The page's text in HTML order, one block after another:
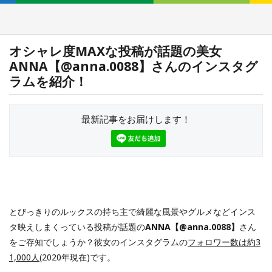
オシャレ度MAXな投稿が話題の美女
ANNA【@anna.0088】さんのインスタグ
ラムを紹介！
最新記事をお届けします！
とびっきりのルックスの持ち主で綺麗な風景やグルメなどインス
タ映えしまくっている投稿が話題のANNA【@anna.0088】 さん
をご存知でしょうか？彼女のインスタグラムのフォロワー数は約3
1,000人(2020年現在)です。